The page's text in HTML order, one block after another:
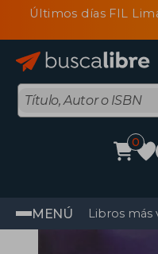
Últimos días FIL
0
MENÚ Libros más